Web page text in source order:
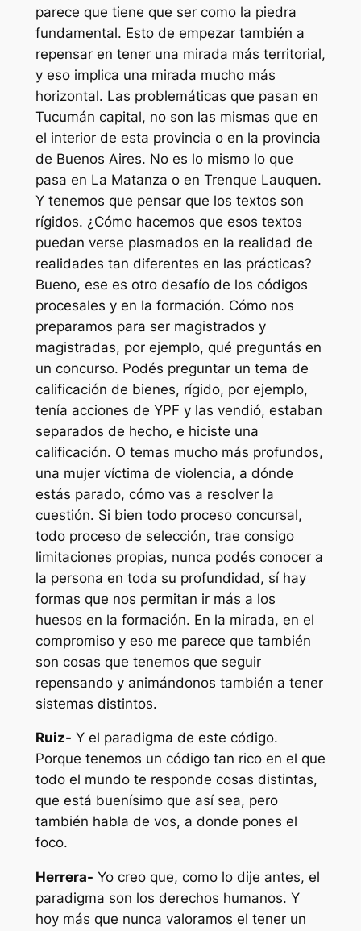
parece que tiene que ser como la piedra
fundamental. Esto de empezar también a
repensar en tener una mirada más territorial,
y eso implica una mirada mucho más
horizontal. Las problemáticas que pasan en
Tucumán capital, no son las mismas que en
el interior de esta provincia o en la provincia
de Buenos Aires. No es lo mismo lo que
pasa en La Matanza o en Trenque Lauquen.
Y tenemos que pensar que los textos son
rígidos. ¿Cómo hacemos que esos textos
puedan verse plasmados en la realidad de
realidades tan diferentes en las prácticas?
Bueno, ese es otro desafío de los códigos
procesales y en la formación. Cómo nos
preparamos para ser magistrados y
magistradas, por ejemplo, qué preguntás en
un concurso. Podés preguntar un tema de
calificación de bienes, rígido, por ejemplo,
tenía acciones de YPF y las vendió, estaban
separados de hecho, e hiciste una
calificación. O temas mucho más profundos,
una mujer víctima de violencia, a dónde
estás parado, cómo vas a resolver la
cuestión. Si bien todo proceso concursal,
todo proceso de selección, trae consigo
limitaciones propias, nunca podés conocer a
la persona en toda su profundidad, sí hay
formas que nos permitan ir más a los
huesos en la formación. En la mirada, en el
compromiso y eso me parece que también
son cosas que tenemos que seguir
repensando y animándonos también a tener
sistemas distintos.
Ruiz- Y el paradigma de este código.
Porque tenemos un código tan rico en el que
todo el mundo te responde cosas distintas,
que está buenísimo que así sea, pero
también habla de vos, a donde pones el
foco.
Herrera- Yo creo que, como lo dije antes, el
paradigma son los derechos humanos. Y
hoy más que nunca valoramos el tener un